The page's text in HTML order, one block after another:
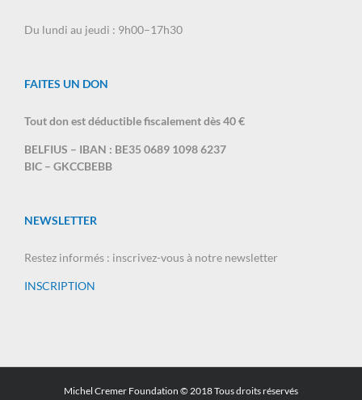
Du lundi au jeudi : 9h00–17h30
FAITES UN DON
Tout don est déductible fiscalement dès 40 €
BELFIUS – IBAN : BE35 0689 1098 6237
BIC – GKCCBEBB
NEWSLETTER
Restez informés : inscrivez-vous à notre newsletter
INSCRIPTION
Michel Cremer Foundation © 2018 Tous droits réservés